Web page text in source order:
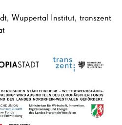
Wuppertal Institut, transzent